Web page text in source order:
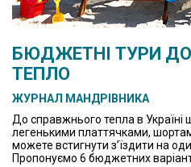
БЮДЖЕТНІ ТУРИ
ТЕПЛО
ЖУРНАЛ МАНДРІВНИКА
До справжнього тепла в Україні
легенькими платтячками,
можете встигнути з’їздити на
Пропонуємо 6 бюджетних